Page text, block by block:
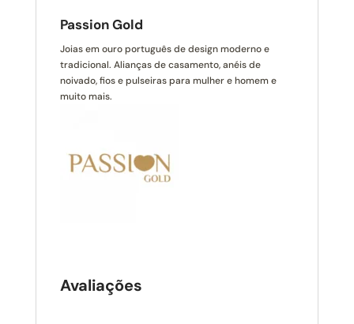
Passion Gold
Joias em ouro português de design moderno e
tradicional. Alianças de casamento, anéis de
noivado, fios e pulseiras para mulher e homem e
muito mais.
Avaliações